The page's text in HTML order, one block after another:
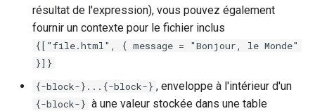
push-stream
redis-rate-limit
Lua
view.html
layout.html
résultat de l'expression), vous pouvez également
fournir un contexte pour le fichier inclus
{["file.html", { message = "Bonjour, le Monde"
}]}
{-block-}...{-block-} , enveloppe à l'intérieur d'un
{-block-} à une valeur stockée dans une table